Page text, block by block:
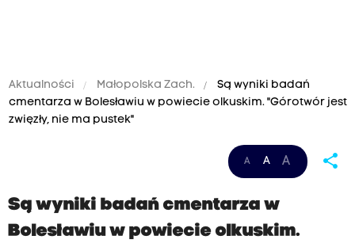
Aktualności Małopolska Zach.
Są wyniki badań
cmentarza w Bolesławiu w powiecie olkuskim. "Górotwór jest
zwięzły, nie ma pustek"
A A A share
Są wyniki badań cmentarza w
Bolesławiu w powiecie olkuskim.